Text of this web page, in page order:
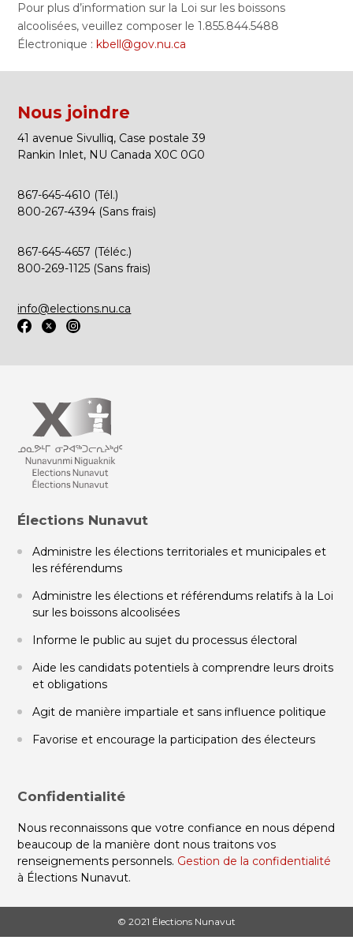
Pour plus d’information sur la Loi sur les boissons
alcoolisées, veuillez composer le 1.855.844.5488
Électronique :kbell@gov.nu.ca
Nous joindre
41 avenue Sivulliq, Case postale 39
Rankin Inlet, NU Canada X0C 0G0
867-645-4610 (Tél.)
800-267-4394 (Sans frais)
867-645-4657 (Téléc.)
800-269-1125 (Sans frais)
info@elections.nu.ca
Élections Nunavut
Administre les élections territoriales et municipales et
les référendums
Administre les élections et référendums relatifs à la Loi
sur les boissons alcoolisées
Informe le public au sujet du processus électoral
Aide les candidats potentiels à comprendre leurs droits
et obligations
Agit de manière impartiale et sans influence politique
Favorise et encourage la participation des électeurs
Confidentialité
Nous reconnaissons que votre confiance en nous dépend
beaucoup de la manière dont nous traitons vos
renseignements personnels. Gestion de la confidentialité
à Élections Nunavut.
© 2021 Élections Nunavut